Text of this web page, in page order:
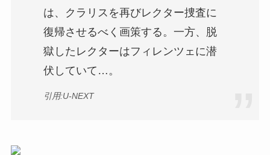
は、クラリスを再びレクター捜査に
復帰させるべく画策する。一方、脱
獄したレクターはフィレンツェに潜
伏していて…。
引用:U-NEXT